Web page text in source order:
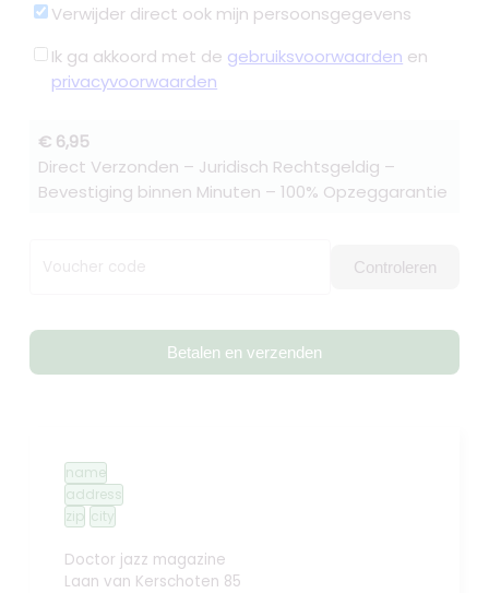
Verwijder direct ook mijn persoonsgegevens
Ik ga akkoord met de gebruiksvoorwaarden en
privacyvoorwaarden
€ 6,95
Direct Verzonden – Juridisch Rechtsgeldig –
Bevestiging binnen Minuten – 100% Opzeggarantie
Voucher code Controleren
Betalen en verzenden
name
address
zip city
Doctor jazz magazine
Laan van Kerschoten 85